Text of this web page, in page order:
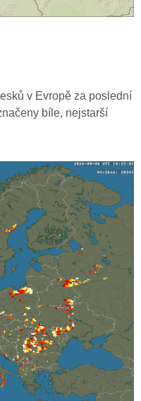
v Evropě za poslední
bíle, nejstarší